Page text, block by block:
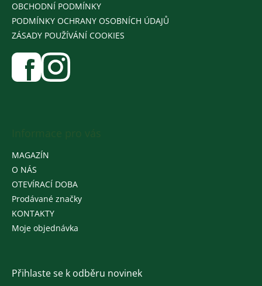
OBCHODNÍ PODMÍNKY
PODMÍNKY OCHRANY OSOBNÍCH ÚDAJŮ
ZÁSADY POUŽÍVÁNÍ COOKIES
MAGAZÍN
O NÁS
OTEVÍRACÍ DOBA
Prodávané značky
KONTAKTY
Moje objednávka
Přihlaste se k odběru novinek